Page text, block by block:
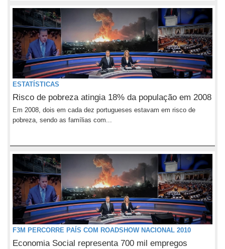
ESTATÍSTICAS
Risco de pobreza atingia 18% da população em 2008
Em 2008, dois em cada dez portugueses estavam em risco de
pobreza, sendo as famílias com...
F3M PERCORRE PAÍS COM ROADSHOW NACIONAL 2010
Economia Social representa 700 mil empregos